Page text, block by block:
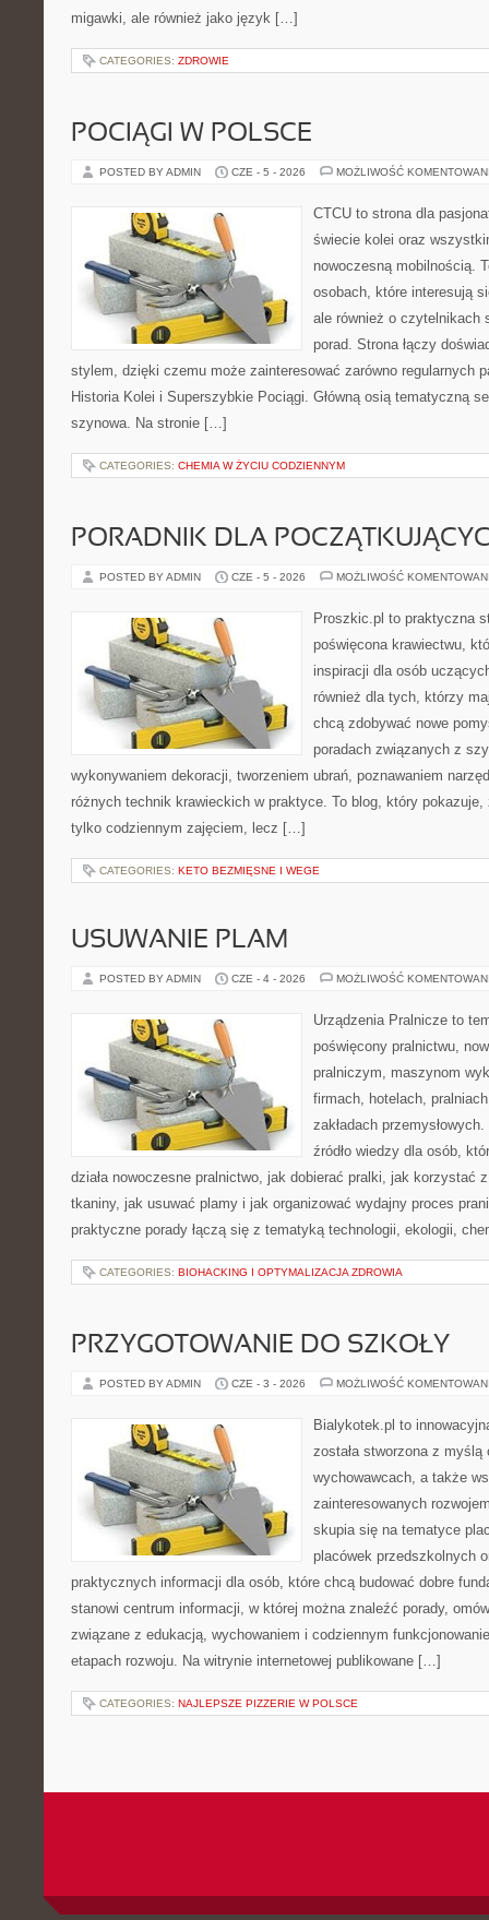
migawki, ale również jako język […]
CATEGORIES: ZDROWIE
POCIĄGI W POLSCE
POSTED BY ADMIN CZE - 5 - 2026 MOŻLIWOŚĆ
CTCU to strona dla
świecie kolei oraz
nowoczesną mobilnością.
osobach, które interesują
ale również o czytelnikach
porad. Strona łączy
stylem, dzięki czemu może zainteresować zarówno regularnych
Historia Kolei i Superszybkie Pociągi. Główną osią tematyczną
szynowa. Na stronie […]
CATEGORIES: CHEMIA W ŻYCIU CODZIENNYM
PORADNIK DLA
POSTED BY ADMIN CZE - 5 - 2026 MOŻLIWOŚĆ
Proszkic.pl to praktyczna
poświęcona krawiectwu,
inspiracji dla osób
również dla tych, którzy
chcą zdobywać nowe
poradach związanych z
wykonywaniem dekoracji, tworzeniem ubrań, poznawaniem
różnych technik krawieckich w praktyce. To blog, który
tylko codziennym zajęciem, lecz […]
CATEGORIES: KETO BEZMIĘSNE I WEGE
USUWANIE PLAM
POSTED BY ADMIN CZE - 4 - 2026 MOŻLIWOŚĆ
Urządzenia Pralnicze to
poświęcony pralnictwu,
pralniczym, maszynom
firmach, hotelach,
zakładach
źródło wiedzy dla osób,
działa nowoczesne pralnictwo, jak dobierać pralki, jak korzystać
tkaniny, jak usuwać plamy i jak organizować wydajny proces
praktyczne porady łączą się z tematyką technologii, ekologii,
CATEGORIES: BIOHACKING I OPTYMALIZACJA ZDROWIA
PRZYGOTOWANIE DO SZKOŁY
POSTED BY ADMIN CZE - 3 - 2026 MOŻLIWOŚĆ
Bialykotek.pl to
została stworzona z myślą
wychowawcach, a także
zainteresowanych
skupia się na tematyce
placówek przedszkolnych
praktycznych informacji dla osób, które chcą budować dobre
stanowi centrum informacji, w której można znaleźć porady,
związane z edukacją, wychowaniem i codziennym
etapach rozwoju. Na witrynie internetowej publikowane […]
CATEGORIES: NAJLEPSZE PIZZERIE W POLSCE